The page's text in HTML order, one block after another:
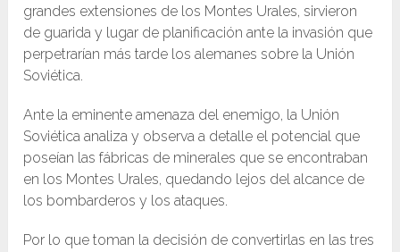
grandes extensiones de los Montes Urales, sirvieron
de guarida y lugar de planificación ante la invasión que
perpetrarían más tarde los alemanes sobre la Unión
Soviética.
Ante la eminente amenaza del enemigo, la Unión
Soviética analiza y observa a detalle el potencial que
poseían las fábricas de minerales que se encontraban
en los Montes Urales, quedando lejos del alcance de
los bombarderos y los ataques.
Por lo que toman la decisión de convertirlas en las tres